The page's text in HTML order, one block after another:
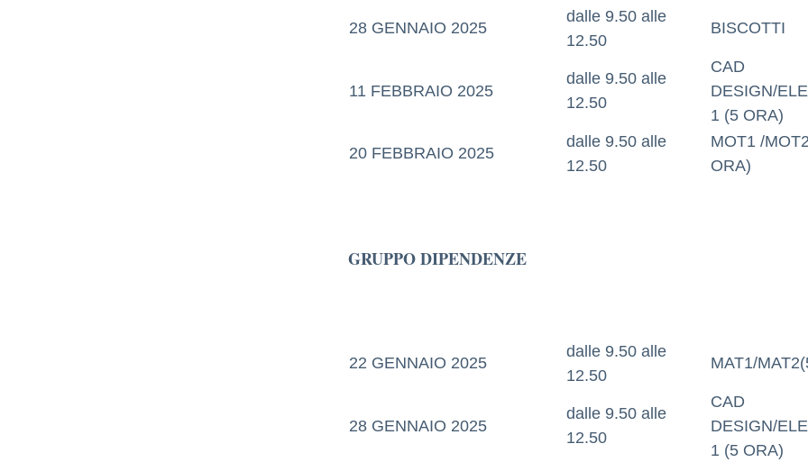
28 GENNAIO 2025
dalle 9.50 alle
12.50
BISCOTTI
11 FEBBRAIO 2025
dalle 9.50 alle
12.50
CAD
DESIGN/
1 (5 ORA)
20 FEBBRAIO 2025
dalle 9.50 alle
12.50
MOT1 /
ORA)
GRUPPO DIPENDENZE
22 GENNAIO 2025
dalle 9.50 alle
12.50
MAT1/
28 GENNAIO 2025
dalle 9.50 alle
12.50
CAD
DESIGN/
1 (5 ORA)